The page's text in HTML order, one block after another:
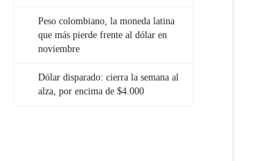
Peso colombiano, la moneda latina
que más pierde frente al dólar en
noviembre
Dólar disparado: cierra la semana al
alza, por encima de $4.000